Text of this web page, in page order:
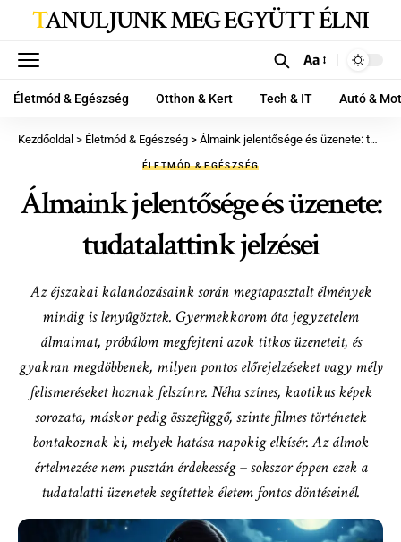
TANULJUNK MEG EGYÜTT ÉLNI
Aa
Életmód & Egészség Otthon & Kert Tech & IT Autó &
Kezdőoldal > Életmód & Egészség > Álmaink jelentősége és üzenete: tudatalattink jelzései
ÉLETMÓD & EGÉSZSÉG
Álmaink jelentősége és üzenete:
tudatalattink jelzései
Az éjszakai kalandozásaink során megtapasztalt élmények
mindig is lenyűgöztek. Gyermekkorom óta jegyzetelem
álmaimat, próbálom megfejteni azok titkos üzeneteit, és
gyakran megdöbbenek, milyen pontos előrejelzéseket vagy mély
felismeréseket hoznak felszínre. Néha színes, kaotikus képek
sorozata, máskor pedig összefüggő, szinte filmes történetek
bontakoznak ki, melyek hatása napokig elkísér. Az álmok
értelmezése nem pusztán érdekesség – sokszor éppen ezek a
tudatalatti üzenetek segítettek életem fontos döntéseinél.